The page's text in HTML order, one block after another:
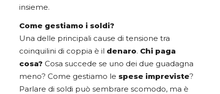
insieme.
Come gestiamo i soldi?
Una delle principali cause di tensione tra
coinquilini di coppia è il denaro. Chi paga
cosa? Cosa succede se uno dei due guadagna
meno? Come gestiamo le spese impreviste?
Parlare di soldi può sembrare scomodo, ma è